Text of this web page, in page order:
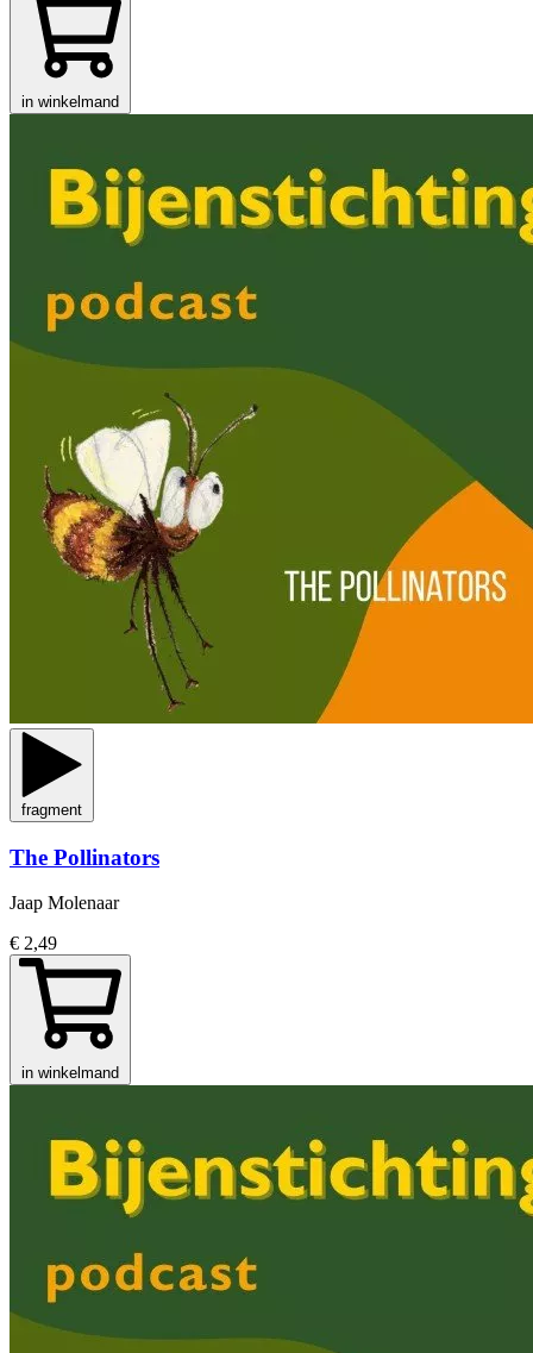
in winkelmand
fragment
The Pollinators
Jaap Molenaar
€ 2,49
in winkelmand